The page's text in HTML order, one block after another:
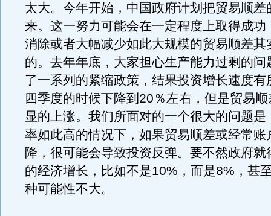
太大。今年开始，中国政府计划把贸易顺差
来。这一努力可能会在一定程度上取得成功
消除或者大幅减少如此大规模的贸易顺差其
的。去年年底，大家担心生产能力过剩的问
了一系列的紧缩政策，结果投资增长速度有
四季度的时候下降到20％左右，但是贸易
显的上涨。我们所面对的一个很大的问题是
率如此高的情况下，如果贸易顺差或经常账
降，很可能会导致投资反弹。要不然政府就
的经济增长，比如不是10%，而是8%，甚
种可能性不大。